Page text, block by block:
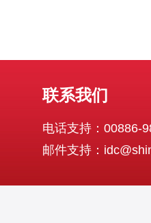
联系我们
电话支持：00886-
邮件支持：